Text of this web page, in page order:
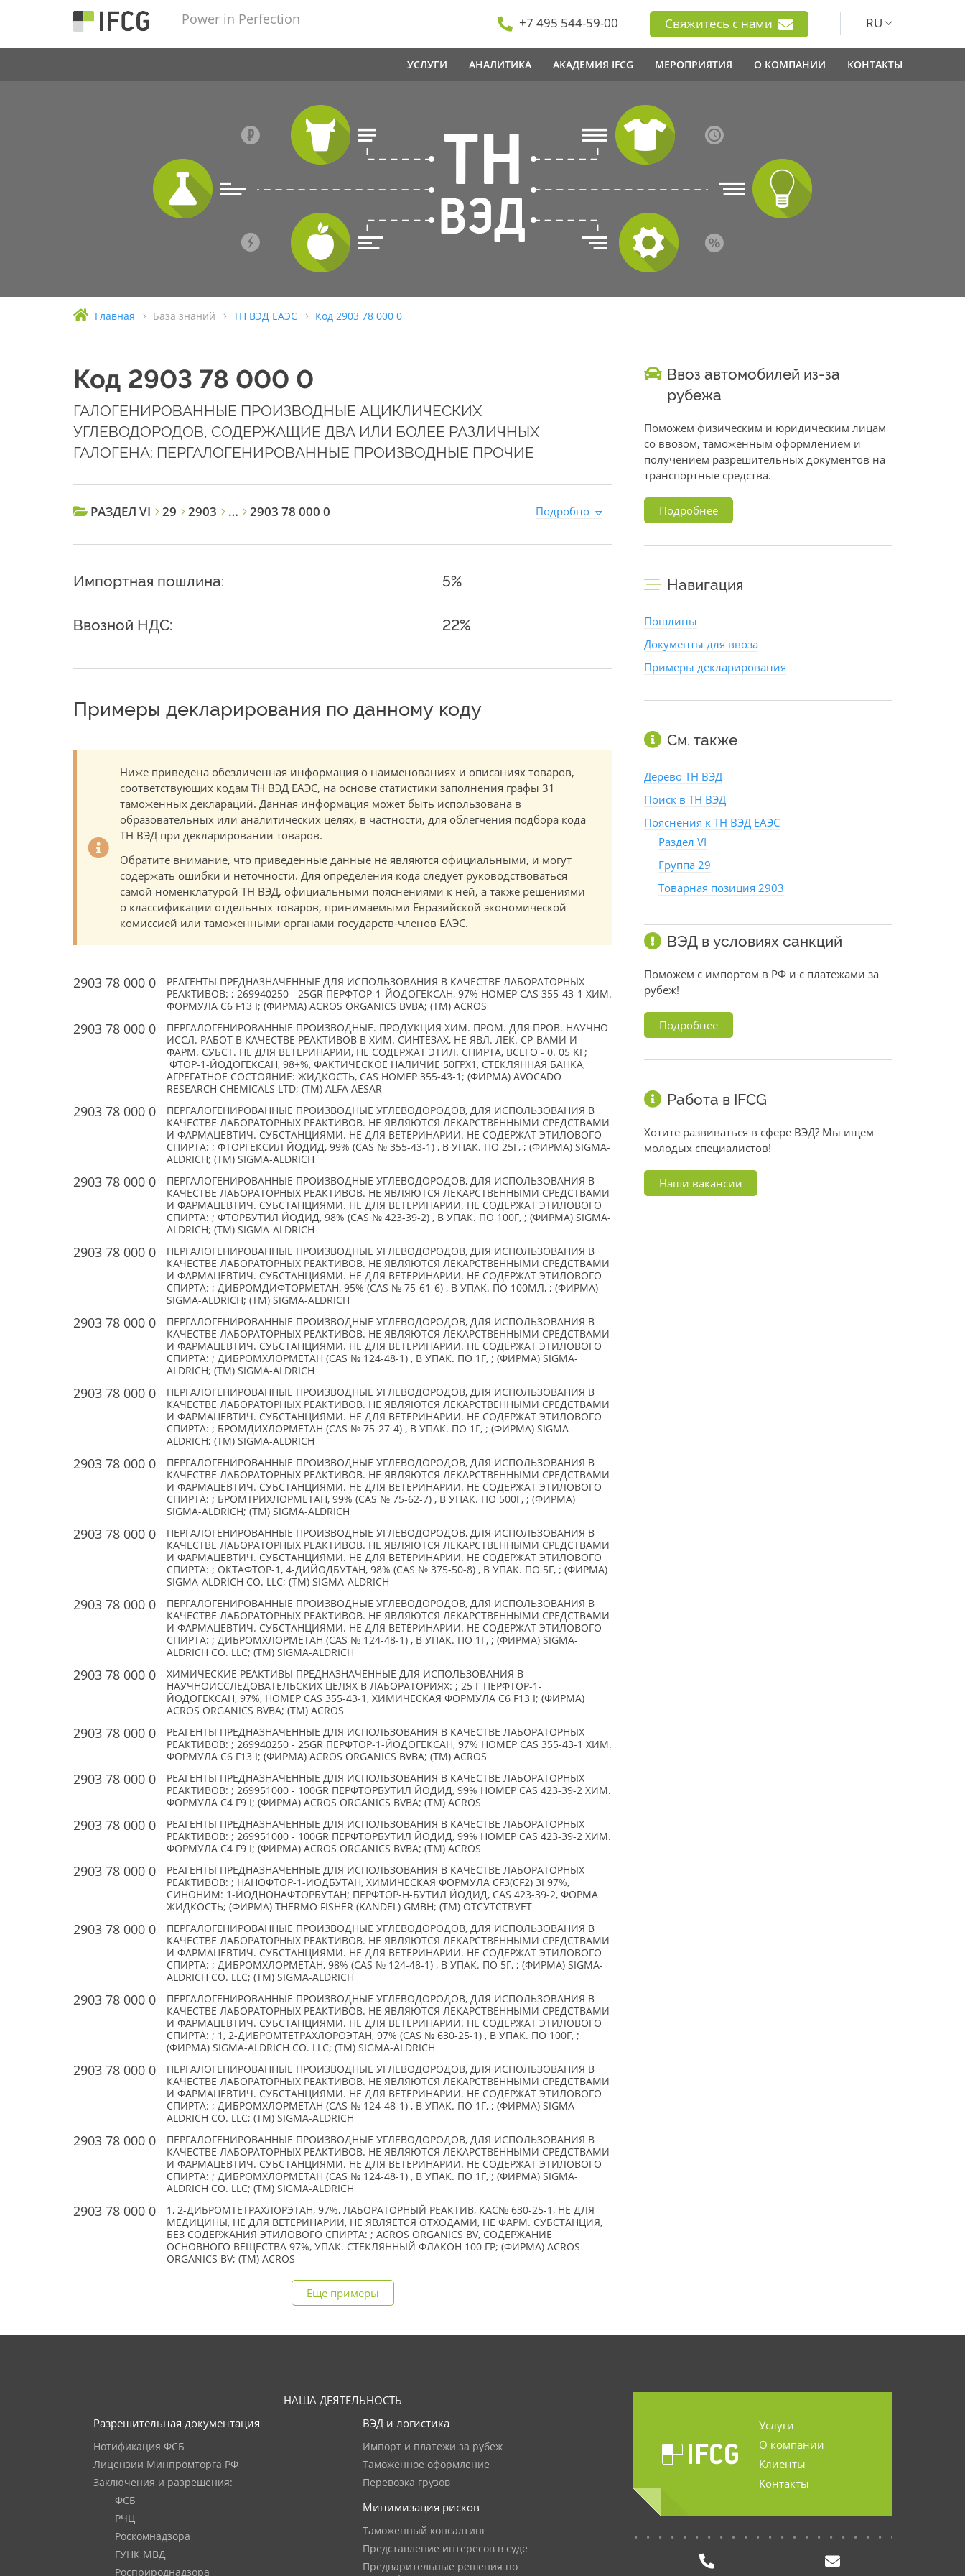
Power in Perfection +7 495 544-59-00 Свяжитесь с нами RU
УСЛУГИ АНАЛИТИКА АКАДЕМИЯ IFCG МЕРОПРИЯТИЯ О КОМПАНИИ КОНТАКТЫ
Главная База знаний ТН ВЭД ЕАЭС Код 2903 78 000 0
Код 2903 78 000 0
ГАЛОГЕНИРОВАННЫЕ ПРОИЗВОДНЫЕ АЦИКЛИЧЕСКИХ
УГЛЕВОДОРОДОВ, СОДЕРЖАЩИЕ ДВА ИЛИ БОЛЕЕ РАЗЛИЧНЫХ
ГАЛОГЕНА: ПЕРГАЛОГЕНИРОВАННЫЕ ПРОИЗВОДНЫЕ ПРОЧИЕ
РАЗДЕЛ VI 29 2903 … 2903 78 000 0 Подробно
Импортная пошлина: 5%
Ввозной НДС: 22%
Примеры декларирования по данному коду
Ниже приведена обезличенная информация о наименованиях и описаниях товаров,
соответствующих кодам ТН ВЭД ЕАЭС, на основе статистики заполнения графы 31
таможенных деклараций. Данная информация может быть использована в
образовательных или аналитических целях, в частности, для облегчения подбора кода
ТН ВЭД при декларировании товаров.
Обратите внимание, что приведенные данные не являются официальными, и могут
содержать ошибки и неточности. Для определения кода следует руководствоваться
самой номенклатурой ТН ВЭД, официальными пояснениями к ней, а также решениями
о классификации отдельных товаров, принимаемыми Евразийской экономической
комиссией или таможенными органами государств-членов ЕАЭС.
2903 78 000 0
РЕАГЕНТЫ ПРЕДНАЗНАЧЕННЫЕ ДЛЯ ИСПОЛЬЗОВАНИЯ В КАЧЕСТВЕ ЛАБОРАТОРНЫХ
РЕАКТИВОВ: ; 269940250 - 25GR ПЕРФТОР-1-ЙОДОГЕКСАН, 97% НОМЕР CAS 355-43-1 ХИМ.
ФОРМУЛА C6 F13 I; (ФИРМА) ACROS ORGANICS BVBA; (TM) ACROS
2903 78 000 0
ПЕРГАЛОГЕНИРОВАННЫЕ ПРОИЗВОДНЫЕ. ПРОДУКЦИЯ ХИМ. ПРОМ. ДЛЯ ПРОВ. НАУЧНО-
ИССЛ. РАБОТ В КАЧЕСТВЕ РЕАКТИВОВ В ХИМ. СИНТЕЗАХ, НЕ ЯВЛ. ЛЕК. СР-ВАМИ И
ФАРМ. СУБСТ. НЕ ДЛЯ ВЕТЕРИНАРИИ, НЕ СОДЕРЖАТ ЭТИЛ. СПИРТА, ВСЕГО - 0. 05 КГ;
ФТОР-1-ЙОДОГЕКСАН, 98+%, ФАКТИЧЕСКОЕ НАЛИЧИЕ 50ГРХ1, СТЕКЛЯННАЯ БАНКА,
АГРЕГАТНОЕ СОСТОЯНИЕ: ЖИДКОСТЬ, CAS НОМЕР 355-43-1; (ФИРМА) AVOCADO
RESEARCH CHEMICALS LTD; (TM) ALFA AESAR
2903 78 000 0
ПЕРГАЛОГЕНИРОВАННЫЕ ПРОИЗВОДНЫЕ УГЛЕВОДОРОДОВ, ДЛЯ ИСПОЛЬЗОВАНИЯ В
КАЧЕСТВЕ ЛАБОРАТОРНЫХ РЕАКТИВОВ. НЕ ЯВЛЯЮТСЯ ЛЕКАРСТВЕННЫМИ СРЕДСТВАМИ
И ФАРМАЦЕВТИЧ. СУБСТАНЦИЯМИ. НЕ ДЛЯ ВЕТЕРИНАРИИ. НЕ СОДЕРЖАТ ЭТИЛОВОГО
СПИРТА: ; ФТОРГЕКСИЛ ЙОДИД, 99% (CAS № 355-43-1) , В УПАК. ПО 25Г, ; (ФИРМА) SIGMA-
ALDRICH; (TM) SIGMA-ALDRICH
2903 78 000 0
ПЕРГАЛОГЕНИРОВАННЫЕ ПРОИЗВОДНЫЕ УГЛЕВОДОРОДОВ, ДЛЯ ИСПОЛЬЗОВАНИЯ В
КАЧЕСТВЕ ЛАБОРАТОРНЫХ РЕАКТИВОВ. НЕ ЯВЛЯЮТСЯ ЛЕКАРСТВЕННЫМИ СРЕДСТВАМИ
И ФАРМАЦЕВТИЧ. СУБСТАНЦИЯМИ. НЕ ДЛЯ ВЕТЕРИНАРИИ. НЕ СОДЕРЖАТ ЭТИЛОВОГО
СПИРТА: ; ФТОРБУТИЛ ЙОДИД, 98% (CAS № 423-39-2) , В УПАК. ПО 100Г, ; (ФИРМА) SIGMA-
ALDRICH; (TM) SIGMA-ALDRICH
2903 78 000 0
ПЕРГАЛОГЕНИРОВАННЫЕ ПРОИЗВОДНЫЕ УГЛЕВОДОРОДОВ, ДЛЯ ИСПОЛЬЗОВАНИЯ В
КАЧЕСТВЕ ЛАБОРАТОРНЫХ РЕАКТИВОВ. НЕ ЯВЛЯЮТСЯ ЛЕКАРСТВЕННЫМИ СРЕДСТВАМИ
И ФАРМАЦЕВТИЧ. СУБСТАНЦИЯМИ. НЕ ДЛЯ ВЕТЕРИНАРИИ. НЕ СОДЕРЖАТ ЭТИЛОВОГО
СПИРТА: ; ДИБРОМДИФТОРМЕТАН, 95% (CAS № 75-61-6) , В УПАК. ПО 100МЛ, ; (ФИРМА)
SIGMA-ALDRICH; (TM) SIGMA-ALDRICH
2903 78 000 0
ПЕРГАЛОГЕНИРОВАННЫЕ ПРОИЗВОДНЫЕ УГЛЕВОДОРОДОВ, ДЛЯ ИСПОЛЬЗОВАНИЯ В
КАЧЕСТВЕ ЛАБОРАТОРНЫХ РЕАКТИВОВ. НЕ ЯВЛЯЮТСЯ ЛЕКАРСТВЕННЫМИ СРЕДСТВАМИ
И ФАРМАЦЕВТИЧ. СУБСТАНЦИЯМИ. НЕ ДЛЯ ВЕТЕРИНАРИИ. НЕ СОДЕРЖАТ ЭТИЛОВОГО
СПИРТА: ; ДИБРОМХЛОРМЕТАН (CAS № 124-48-1) , В УПАК. ПО 1Г, ; (ФИРМА) SIGMA-
ALDRICH; (TM) SIGMA-ALDRICH
2903 78 000 0
ПЕРГАЛОГЕНИРОВАННЫЕ ПРОИЗВОДНЫЕ УГЛЕВОДОРОДОВ, ДЛЯ ИСПОЛЬЗОВАНИЯ В
КАЧЕСТВЕ ЛАБОРАТОРНЫХ РЕАКТИВОВ. НЕ ЯВЛЯЮТСЯ ЛЕКАРСТВЕННЫМИ СРЕДСТВАМИ
И ФАРМАЦЕВТИЧ. СУБСТАНЦИЯМИ. НЕ ДЛЯ ВЕТЕРИНАРИИ. НЕ СОДЕРЖАТ ЭТИЛОВОГО
СПИРТА: ; БРОМДИХЛОРМЕТАН (CAS № 75-27-4) , В УПАК. ПО 1Г, ; (ФИРМА) SIGMA-
ALDRICH; (TM) SIGMA-ALDRICH
2903 78 000 0
ПЕРГАЛОГЕНИРОВАННЫЕ ПРОИЗВОДНЫЕ УГЛЕВОДОРОДОВ, ДЛЯ ИСПОЛЬЗОВАНИЯ В
КАЧЕСТВЕ ЛАБОРАТОРНЫХ РЕАКТИВОВ. НЕ ЯВЛЯЮТСЯ ЛЕКАРСТВЕННЫМИ СРЕДСТВАМИ
И ФАРМАЦЕВТИЧ. СУБСТАНЦИЯМИ. НЕ ДЛЯ ВЕТЕРИНАРИИ. НЕ СОДЕРЖАТ ЭТИЛОВОГО
СПИРТА: ; БРОМТРИХЛОРМЕТАН, 99% (CAS № 75-62-7) , В УПАК. ПО 500Г, ; (ФИРМА)
SIGMA-ALDRICH; (TM) SIGMA-ALDRICH
2903 78 000 0
ПЕРГАЛОГЕНИРОВАННЫЕ ПРОИЗВОДНЫЕ УГЛЕВОДОРОДОВ, ДЛЯ ИСПОЛЬЗОВАНИЯ В
КАЧЕСТВЕ ЛАБОРАТОРНЫХ РЕАКТИВОВ. НЕ ЯВЛЯЮТСЯ ЛЕКАРСТВЕННЫМИ СРЕДСТВАМИ
И ФАРМАЦЕВТИЧ. СУБСТАНЦИЯМИ. НЕ ДЛЯ ВЕТЕРИНАРИИ. НЕ СОДЕРЖАТ ЭТИЛОВОГО
СПИРТА: ; ОКТАФТОР-1, 4-ДИЙОДБУТАН, 98% (CAS № 375-50-8) , В УПАК. ПО 5Г, ; (ФИРМА)
SIGMA-ALDRICH CO. LLC; (TM) SIGMA-ALDRICH
2903 78 000 0
ПЕРГАЛОГЕНИРОВАННЫЕ ПРОИЗВОДНЫЕ УГЛЕВОДОРОДОВ, ДЛЯ ИСПОЛЬЗОВАНИЯ В
КАЧЕСТВЕ ЛАБОРАТОРНЫХ РЕАКТИВОВ. НЕ ЯВЛЯЮТСЯ ЛЕКАРСТВЕННЫМИ СРЕДСТВАМИ
И ФАРМАЦЕВТИЧ. СУБСТАНЦИЯМИ. НЕ ДЛЯ ВЕТЕРИНАРИИ. НЕ СОДЕРЖАТ ЭТИЛОВОГО
СПИРТА: ; ДИБРОМХЛОРМЕТАН (CAS № 124-48-1) , В УПАК. ПО 1Г, ; (ФИРМА) SIGMA-
ALDRICH CO. LLC; (TM) SIGMA-ALDRICH
2903 78 000 0
ХИМИЧЕСКИЕ РЕАКТИВЫ ПРЕДНАЗНАЧЕННЫЕ ДЛЯ ИСПОЛЬЗОВАНИЯ В
НАУЧНОИССЛЕДОВАТЕЛЬСКИХ ЦЕЛЯХ В ЛАБОРАТОРИЯХ: ; 25 Г ПЕРФТОР-1-
ЙОДОГЕКСАН, 97%, НОМЕР CAS 355-43-1, ХИМИЧЕСКАЯ ФОРМУЛА C6 F13 I; (ФИРМА)
ACROS ORGANICS BVBA; (TM) ACROS
2903 78 000 0
РЕАГЕНТЫ ПРЕДНАЗНАЧЕННЫЕ ДЛЯ ИСПОЛЬЗОВАНИЯ В КАЧЕСТВЕ ЛАБОРАТОРНЫХ
РЕАКТИВОВ: ; 269940250 - 25GR ПЕРФТОР-1-ЙОДОГЕКСАН, 97% НОМЕР CAS 355-43-1 ХИМ.
ФОРМУЛА C6 F13 I; (ФИРМА) ACROS ORGANICS BVBA; (TM) ACROS
2903 78 000 0
РЕАГЕНТЫ ПРЕДНАЗНАЧЕННЫЕ ДЛЯ ИСПОЛЬЗОВАНИЯ В КАЧЕСТВЕ ЛАБОРАТОРНЫХ
РЕАКТИВОВ: ; 269951000 - 100GR ПЕРФТОРБУТИЛ ЙОДИД, 99% НОМЕР CAS 423-39-2 ХИМ.
ФОРМУЛА C4 F9 I; (ФИРМА) ACROS ORGANICS BVBA; (TM) ACROS
2903 78 000 0
РЕАГЕНТЫ ПРЕДНАЗНАЧЕННЫЕ ДЛЯ ИСПОЛЬЗОВАНИЯ В КАЧЕСТВЕ ЛАБОРАТОРНЫХ
РЕАКТИВОВ: ; 269951000 - 100GR ПЕРФТОРБУТИЛ ЙОДИД, 99% НОМЕР CAS 423-39-2 ХИМ.
ФОРМУЛА C4 F9 I; (ФИРМА) ACROS ORGANICS BVBA; (TM) ACROS
2903 78 000 0
РЕАГЕНТЫ ПРЕДНАЗНАЧЕННЫЕ ДЛЯ ИСПОЛЬЗОВАНИЯ В КАЧЕСТВЕ ЛАБОРАТОРНЫХ
РЕАКТИВОВ: ; НАНОФТОР-1-ИОДБУТАН, ХИМИЧЕСКАЯ ФОРМУЛА CF3(CF2) 3I 97%,
СИНОНИМ: 1-ЙОДНОНАФТОРБУТАН; ПЕРФТОР-Н-БУТИЛ ЙОДИД, CAS 423-39-2, ФОРМА
ЖИДКОСТЬ; (ФИРМА) THERMO FISHER (KANDEL) GMBH; (TM) ОТСУТСТВУЕТ
2903 78 000 0
ПЕРГАЛОГЕНИРОВАННЫЕ ПРОИЗВОДНЫЕ УГЛЕВОДОРОДОВ, ДЛЯ ИСПОЛЬЗОВАНИЯ В
КАЧЕСТВЕ ЛАБОРАТОРНЫХ РЕАКТИВОВ. НЕ ЯВЛЯЮТСЯ ЛЕКАРСТВЕННЫМИ СРЕДСТВАМИ
И ФАРМАЦЕВТИЧ. СУБСТАНЦИЯМИ. НЕ ДЛЯ ВЕТЕРИНАРИИ. НЕ СОДЕРЖАТ ЭТИЛОВОГО
СПИРТА: ; ДИБРОМХЛОРМЕТАН, 98% (CAS № 124-48-1) , В УПАК. ПО 5Г, ; (ФИРМА) SIGMA-
ALDRICH CO. LLC; (TM) SIGMA-ALDRICH
2903 78 000 0
ПЕРГАЛОГЕНИРОВАННЫЕ ПРОИЗВОДНЫЕ УГЛЕВОДОРОДОВ, ДЛЯ ИСПОЛЬЗОВАНИЯ В
КАЧЕСТВЕ ЛАБОРАТОРНЫХ РЕАКТИВОВ. НЕ ЯВЛЯЮТСЯ ЛЕКАРСТВЕННЫМИ СРЕДСТВАМИ
И ФАРМАЦЕВТИЧ. СУБСТАНЦИЯМИ. НЕ ДЛЯ ВЕТЕРИНАРИИ. НЕ СОДЕРЖАТ ЭТИЛОВОГО
СПИРТА: ; 1, 2-ДИБРОМТЕТРАХЛОРОЭТАН, 97% (CAS № 630-25-1) , В УПАК. ПО 100Г, ;
(ФИРМА) SIGMA-ALDRICH CO. LLC; (TM) SIGMA-ALDRICH
2903 78 000 0
ПЕРГАЛОГЕНИРОВАННЫЕ ПРОИЗВОДНЫЕ УГЛЕВОДОРОДОВ, ДЛЯ ИСПОЛЬЗОВАНИЯ В
КАЧЕСТВЕ ЛАБОРАТОРНЫХ РЕАКТИВОВ. НЕ ЯВЛЯЮТСЯ ЛЕКАРСТВЕННЫМИ СРЕДСТВАМИ
И ФАРМАЦЕВТИЧ. СУБСТАНЦИЯМИ. НЕ ДЛЯ ВЕТЕРИНАРИИ. НЕ СОДЕРЖАТ ЭТИЛОВОГО
СПИРТА: ; ДИБРОМХЛОРМЕТАН (CAS № 124-48-1) , В УПАК. ПО 1Г, ; (ФИРМА) SIGMA-
ALDRICH CO. LLC; (TM) SIGMA-ALDRICH
2903 78 000 0
ПЕРГАЛОГЕНИРОВАННЫЕ ПРОИЗВОДНЫЕ УГЛЕВОДОРОДОВ, ДЛЯ ИСПОЛЬЗОВАНИЯ В
КАЧЕСТВЕ ЛАБОРАТОРНЫХ РЕАКТИВОВ. НЕ ЯВЛЯЮТСЯ ЛЕКАРСТВЕННЫМИ СРЕДСТВАМИ
И ФАРМАЦЕВТИЧ. СУБСТАНЦИЯМИ. НЕ ДЛЯ ВЕТЕРИНАРИИ. НЕ СОДЕРЖАТ ЭТИЛОВОГО
СПИРТА: ; ДИБРОМХЛОРМЕТАН (CAS № 124-48-1) , В УПАК. ПО 1Г, ; (ФИРМА) SIGMA-
ALDRICH CO. LLC; (TM) SIGMA-ALDRICH
2903 78 000 0
1, 2-ДИБРОМТЕТРАХЛОРЭТАН, 97%, ЛАБОРАТОРНЫЙ РЕАКТИВ, КАС№ 630-25-1, НЕ ДЛЯ
МЕДИЦИНЫ, НЕ ДЛЯ ВЕТЕРИНАРИИ, НЕ ЯВЛЯЕТСЯ ОТХОДАМИ, НЕ ФАРМ. СУБСТАНЦИЯ,
БЕЗ СОДЕРЖАНИЯ ЭТИЛОВОГО СПИРТА: ; ACROS ORGANICS BV, СОДЕРЖАНИЕ
ОСНОВНОГО ВЕЩЕСТВА 97%, УПАК. СТЕКЛЯННЫЙ ФЛАКОН 100 ГР; (ФИРМА) ACROS
ORGANICS BV; (TM) ACROS
Еще примеры
Ввоз автомобилей из-за
рубежа
Поможем физическим и юридическим лицам
со ввозом, таможенным оформлением и
получением разрешительных документов на
транспортные средства.
Подробнее
Навигация
Пошлины
Документы для ввоза
Примеры декларирования
См. также
Дерево ТН ВЭД
Поиск в ТН ВЭД
Пояснения к ТН ВЭД ЕАЭС
Раздел VI
Группа 29
Товарная позиция 2903
ВЭД в условиях санкций
Поможем с импортом в РФ и с платежами за
рубеж!
Подробнее
Работа в IFCG
Хотите развиваться в сфере ВЭД? Мы ищем
молодых специалистов!
Наши вакансии
НАША ДЕЯТЕЛЬНОСТЬ
Разрешительная документация
Нотификация ФСБ
Лицензии Минпромторга РФ
Заключения и разрешения:
ФСБ
РЧЦ
Роскомнадзора
ГУНК МВД
Росприроднадзора
ВЭД и логистика
Импорт и платежи за рубеж
Таможенное оформление
Перевозка грузов
Минимизация рисков
Таможенный консалтинг
Представление интересов в суде
Предварительные решения по
Услуги
О компании
Клиенты
Контакты